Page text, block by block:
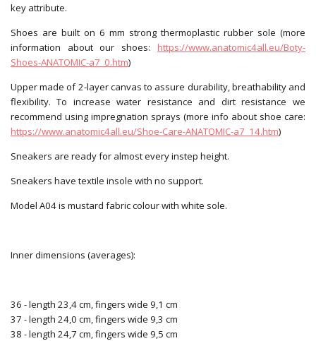
key attribute.
Shoes are built on 6 mm strong thermoplastic rubber sole (more
information about our shoes: https://www.anatomic4all.eu/Boty-
Shoes-ANATOMIC-a7_0.htm)
Upper made of 2-layer canvas to assure durability, breathability and
flexibility. To increase water resistance and dirt resistance we
recommend using impregnation sprays (more info about shoe care:
https://www.anatomic4all.eu/Shoe-Care-ANATOMIC-a7_14.htm)
Sneakers are ready for almost every instep height.
Sneakers have textile insole with no support.
Model A04 is mustard fabric colour with white sole.
Inner dimensions (averages):
36 - length 23,4 cm, fingers wide 9,1 cm
37 - length 24,0 cm, fingers wide 9,3 cm
38 - length 24,7 cm, fingers wide 9,5 cm